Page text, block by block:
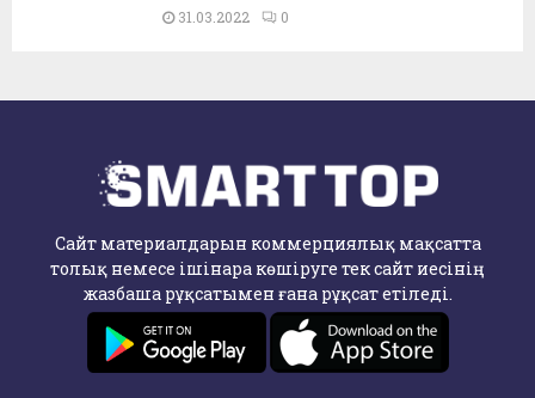
31.03.2022 0
Сайт материалдарын коммерциялық мақсатта
толық немесе ішінара көшіруге тек сайт иесінің
жазбаша рұқсатымен ғана рұқсат етіледі.